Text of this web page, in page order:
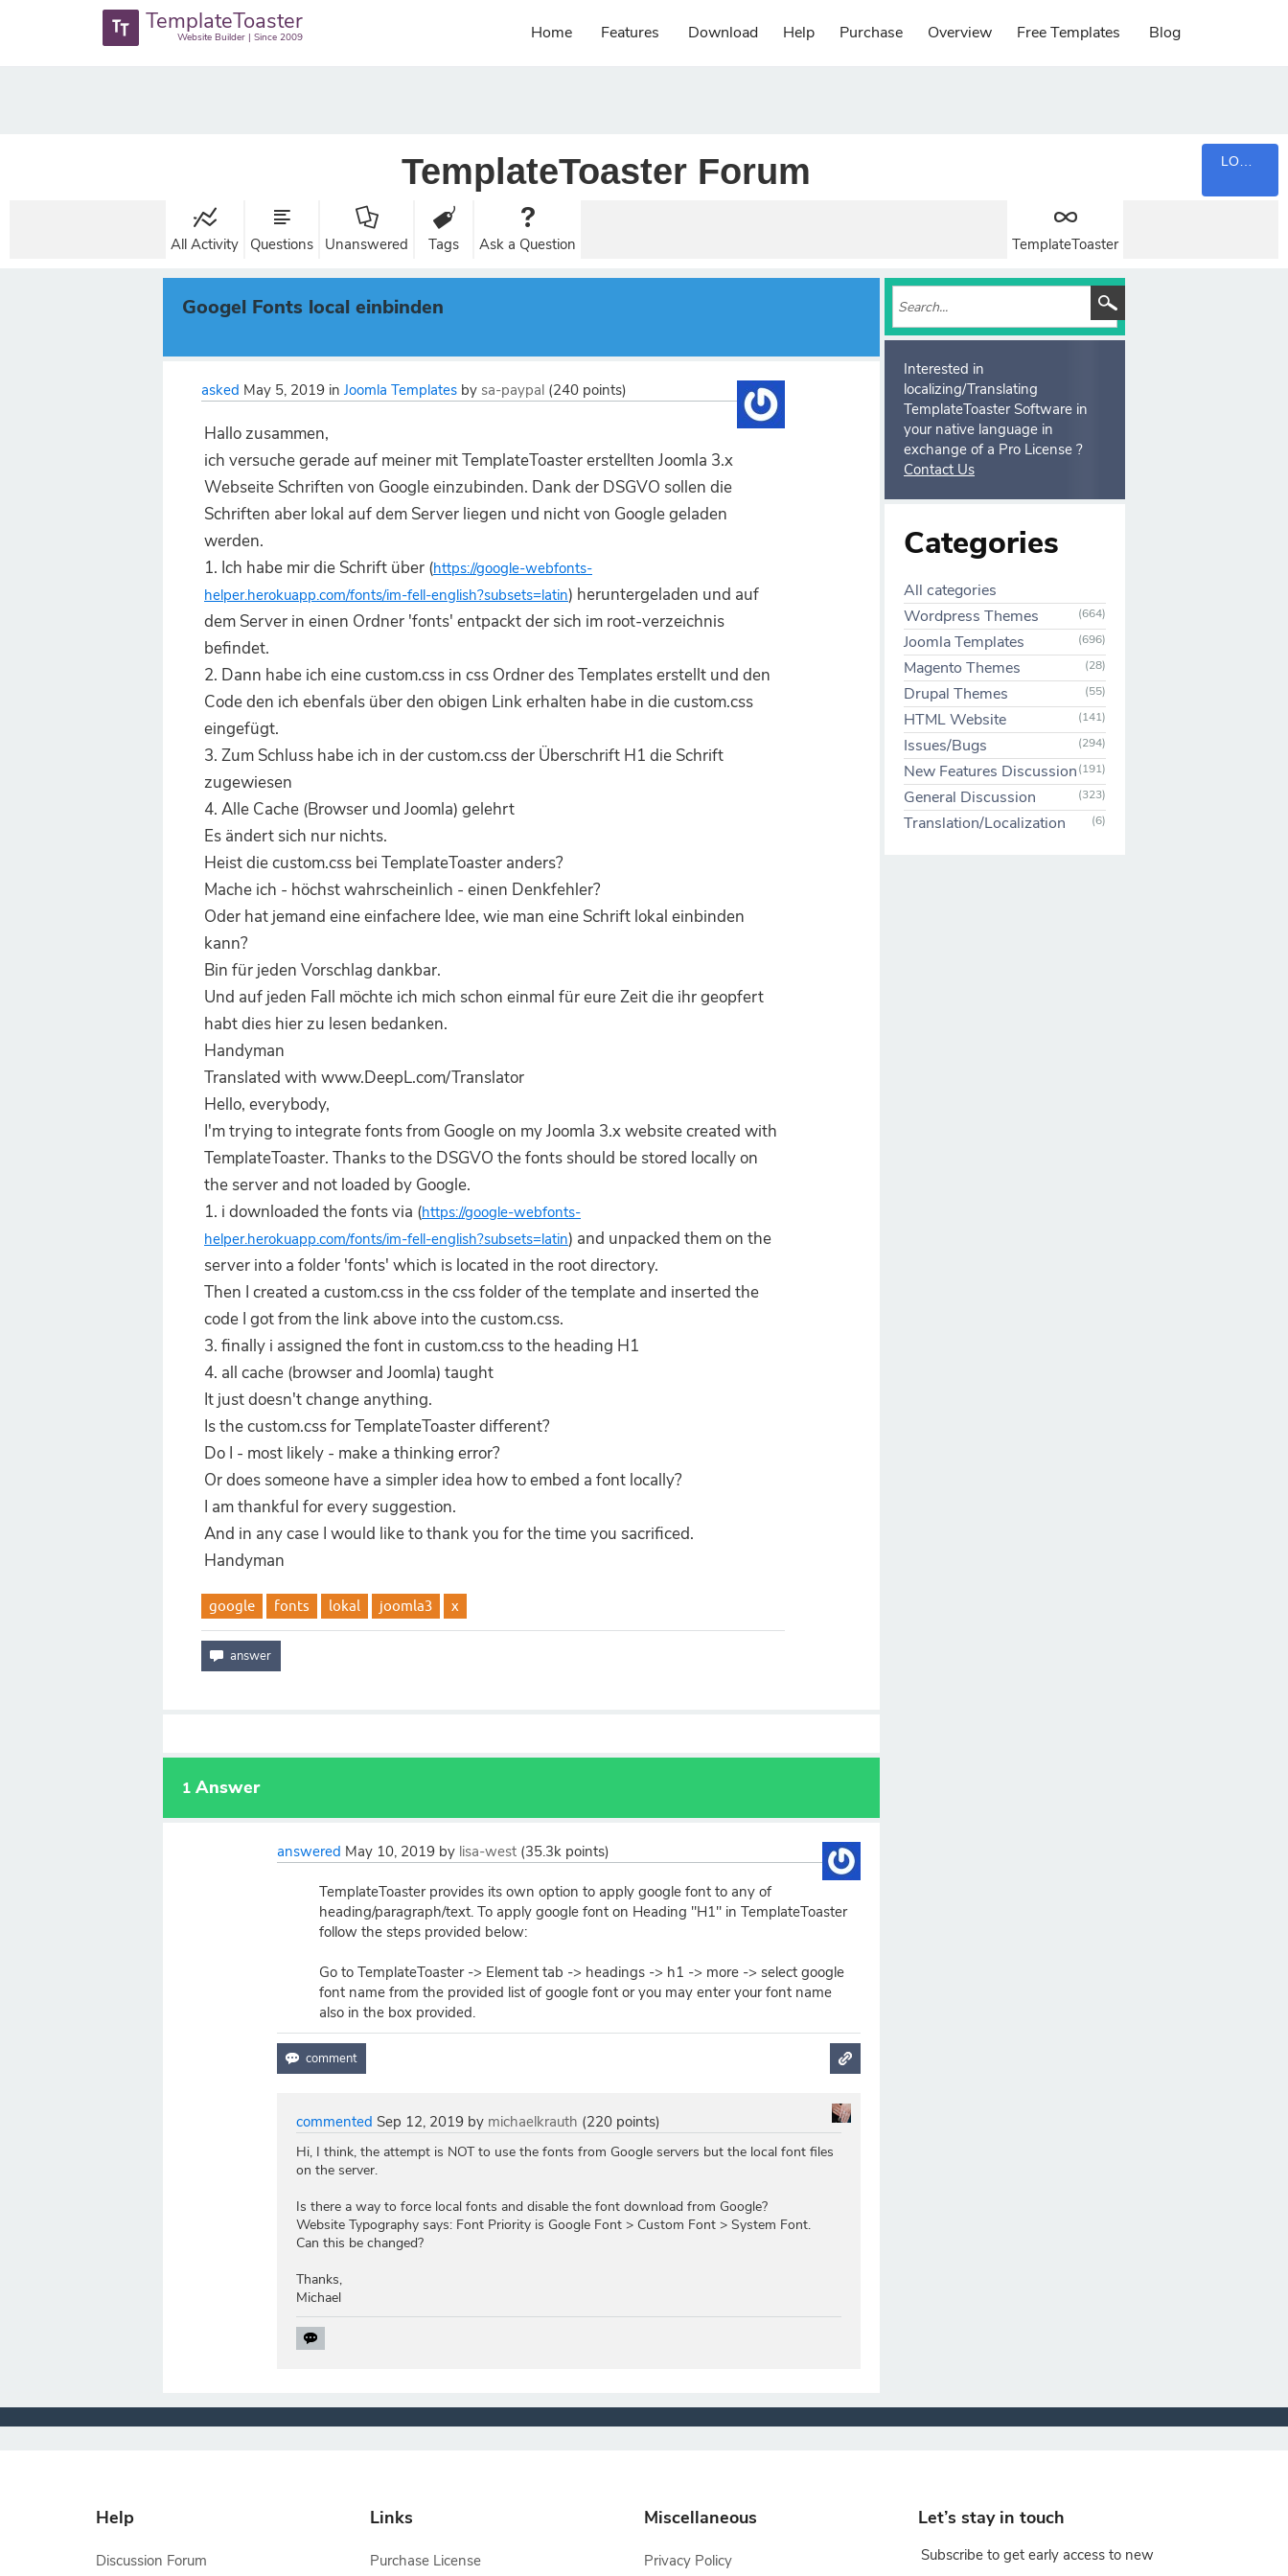
TemplateToaster
Website Builder | Since 2009 Home Features Download Help Purchase Overview Free Templates Blog
TemplateToaster Forum
All Activity Questions Unanswered Tags Ask a Question TemplateToaster
Googel Fonts local einbinden
asked May 5, 2019 in Joomla Templates by sa-paypal (240 points)
Hallo zusammen,
ich versuche gerade auf meiner mit TemplateToaster erstellten Joomla 3.x
Webseite Schriften von Google einzubinden. Dank der DSGVO sollen die
Schriften aber lokal auf dem Server liegen und nicht von Google geladen
werden.
1. Ich habe mir die Schrift über (https://google-webfonts-
helper.herokuapp.com/fonts/im-fell-english?subsets=latin) heruntergeladen und auf
dem Server in einen Ordner 'fonts' entpackt der sich im root-verzeichnis
befindet.
2. Dann habe ich eine custom.css in css Ordner des Templates erstellt und den
Code den ich ebenfals über den obigen Link erhalten habe in die custom.css
eingefügt.
3. Zum Schluss habe ich in der custom.css der Überschrift H1 die Schrift
zugewiesen
4. Alle Cache (Browser und Joomla) gelehrt
Es ändert sich nur nichts.
Heist die custom.css bei TemplateToaster anders?
Mache ich - höchst wahrscheinlich - einen Denkfehler?
Oder hat jemand eine einfachere Idee, wie man eine Schrift lokal einbinden
kann?
Bin für jeden Vorschlag dankbar.
Und auf jeden Fall möchte ich mich schon einmal für eure Zeit die ihr geopfert
habt dies hier zu lesen bedanken.
Handyman
Translated with www.DeepL.com/Translator
Hello, everybody,
I'm trying to integrate fonts from Google on my Joomla 3.x website created with
TemplateToaster. Thanks to the DSGVO the fonts should be stored locally on
the server and not loaded by Google.
1. i downloaded the fonts via (https://google-webfonts-
helper.herokuapp.com/fonts/im-fell-english?subsets=latin) and unpacked them on the
server into a folder 'fonts' which is located in the root directory.
Then I created a custom.css in the css folder of the template and inserted the
code I got from the link above into the custom.css.
3. finally i assigned the font in custom.css to the heading H1
4. all cache (browser and Joomla) taught
It just doesn't change anything.
Is the custom.css for TemplateToaster different?
Do I - most likely - make a thinking error?
Or does someone have a simpler idea how to embed a font locally?
I am thankful for every suggestion.
And in any case I would like to thank you for the time you sacrificed.
Handyman
google fonts lokal joomla3 x
1 Answer
answered May 10, 2019 by lisa-west (35.3k points)
TemplateToaster provides its own option to apply google font to any of
heading/paragraph/text. To apply google font on Heading "H1" in TemplateToaster
follow the steps provided below:
Go to TemplateToaster -> Element tab -> headings -> h1 -> more -> select google
font name from the provided list of google font or you may enter your font name
also in the box provided.
commented Sep 12, 2019 by michaelkrauth (220 points)
Hi, I think, the attempt is NOT to use the fonts from Google servers but the local font files
on the server.
Is there a way to force local fonts and disable the font download from Google?
Website Typography says: Font Priority is Google Font > Custom Font > System Font.
Can this be changed?
Thanks,
Michael
Interested in
localizing/Translating
TemplateToaster Software in
your native language in
exchange of a Pro License ?
Contact Us
Categories
All categories
Wordpress Themes
(664)
Joomla Templates (696)
Magento Themes (28)
Drupal Themes (55)
HTML Website (141)
Issues/Bugs (294)
New Features Discussion(191)
General Discussion (323)
Translation/Localization (6)
Help
Discussion Forum
Links
Purchase License
Miscellaneous
Privacy Policy
Let’s stay in touch
Subscribe to get early access to new